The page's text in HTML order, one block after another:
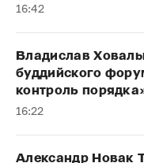
16:42
Владислав
буддийского
контроль
16:22
Александр Новак